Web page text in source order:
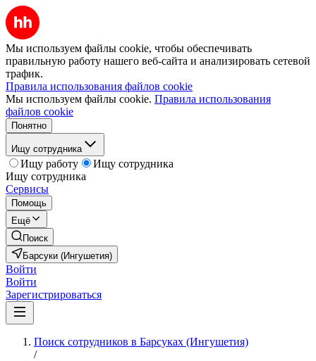
Мы используем файлы cookie, чтобы обеспечивать
правильную работу нашего веб-сайта и анализировать сетевой
трафик.
Правила использования файлов cookie
Мы используем файлы cookie. Правила использования
файлов cookie
Понятно
Ищу сотрудника
Ищу работу
Ищу сотрудника
Ищу сотрудника
Сервисы
Помощь
Ещё
Поиск
Барсуки (Ингушетия)
Войти
Войти
Зарегистрироваться
Поиск сотрудников в Барсуках (Ингушетия)
/